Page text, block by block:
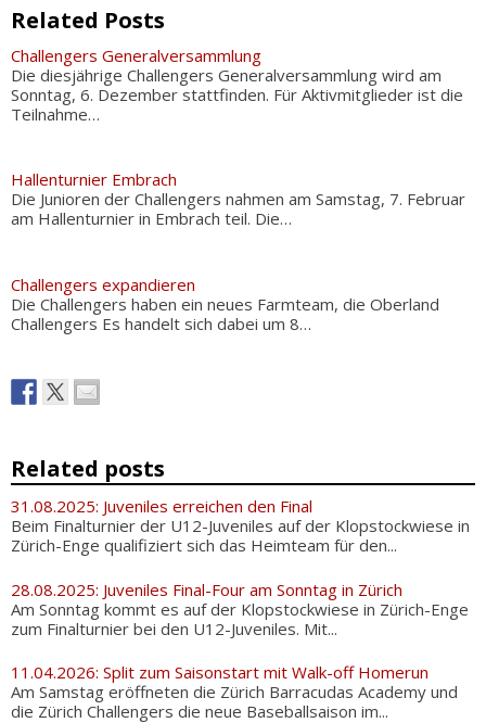
Related Posts
Challengers Generalversammlung
Die diesjährige Challengers Generalversammlung wird am
Sonntag, 6. Dezember stattfinden. Für Aktivmitglieder ist die
Teilnahme…
Hallenturnier Embrach
Die Junioren der Challengers nahmen am Samstag, 7. Februar
am Hallenturnier in Embrach teil. Die…
Challengers expandieren
Die Challengers haben ein neues Farmteam, die Oberland
Challengers Es handelt sich dabei um 8…
Related posts
31.08.2025: Juveniles erreichen den Final
Beim Finalturnier der U12-Juveniles auf der Klopstockwiese in
Zürich-Enge qualifiziert sich das Heimteam für den...
28.08.2025: Juveniles Final-Four am Sonntag in Zürich
Am Sonntag kommt es auf der Klopstockwiese in Zürich-Enge
zum Finalturnier bei den U12-Juveniles. Mit...
11.04.2026: Split zum Saisonstart mit Walk-off Homerun
Am Samstag eröffneten die Zürich Barracudas Academy und
die Zürich Challengers die neue Baseballsaison im...